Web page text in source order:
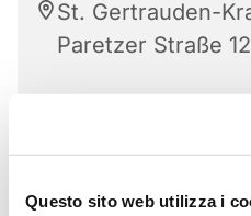
Questo sito web utilizza i
St. Gertrauden-
Paretzer Straße